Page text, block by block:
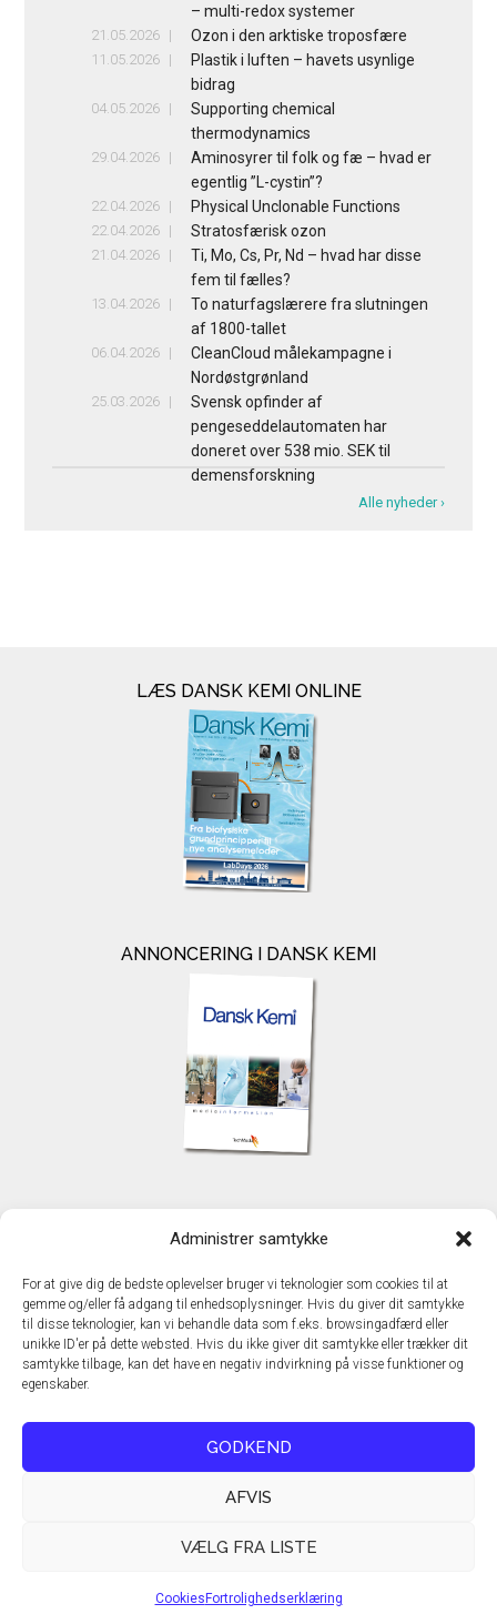
Administrer samtykke
For at give dig de bedste oplevelser bruger vi teknologier som cookies til at
gemme og/eller få adgang til enhedsoplysninger. Hvis du giver dit samtykke
til disse teknologier, kan vi behandle data som f.eks. browsingadfærd eller
unikke ID'er på dette websted. Hvis du ikke giver dit samtykke eller trækker dit
samtykke tilbage, kan det have en negativ indvirkning på visse funktioner og
egenskaber.
GODKEND
AFVIS
VÆLG FRA LISTE
Cookies Fortrolighedserklæring
– multi-redox systemer
21.05.2026 Ozon i den arktiske troposfære
11.05.2026
Plastik i luften – havets usynlige
bidrag
04.05.2026
Supporting chemical
thermodynamics
29.04.2026
Aminosyrer til folk og fæ – hvad er
egentlig ”L-cystin”?
22.04.2026 Physical Unclonable Functions
22.04.2026 Stratosfærisk ozon
21.04.2026
Ti, Mo, Cs, Pr, Nd – hvad har disse
fem til fælles?
13.04.2026
To naturfagslærere fra slutningen
af 1800-tallet
06.04.2026
CleanCloud målekampagne i
Nordøstgrønland
25.03.2026
Svensk opfinder af
pengeseddelautomaten har
doneret over 538 mio. SEK til
demensforskning
Alle nyheder ›
LÆS DANSK KEMI ONLINE
ANNONCERING I DANSK KEMI
TechMedia A/S
DK - 2600 Glostrup
www.techmedia.dk
Telefon: +45 43 24 26 28
E-mail:info@techmedia.dk